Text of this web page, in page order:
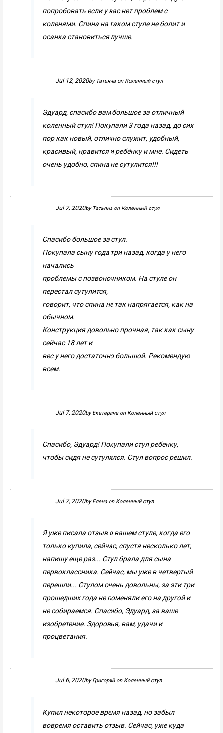
попробовать если у вас нет проблем с
коленями. Спина на таком стуле не болит и
осанка становиться лучше.
Jul 12, 2020by Татьянаon Коленный стул
Эдуард, спасибо вам большое за отличный
коленный стул! Покупали 3 года назад, до сих
пор как новый, отлично служит, удобный,
красивый, нравится и ребёнку и мне. Сидеть
очень удобно, спина не сутулится!!!
Jul 7, 2020by Татьянаon Коленный стул
Спасибо большое за стул.
Покупала сыну года три назад, когда у него
начались
проблемы с позвоночником. На стуле он
перестал сутулится,
говорит, что спина не так напрягается, как на
обычном.
Конструкция довольно прочная, так как сыну
сейчас 18 лет и
вес у него достаточно большой. Рекомендую
всем.
Jul 7, 2020byЕкатеринаon Коленный стул
Спасибо, Эдуард! Покупали стул ребенку,
чтобы сидя не сутулился. Стул вопрос решил.
Jul 7, 2020byЕленаon Коленный стул
Я уже писала отзыв о вашем стуле, когда его
только купила, сейчас, спустя несколько лет,
напишу еще раз... Стул брала для сына
первоклассника. Сейчас, мы уже в четвертый
перешли... Стулом очень довольны, за эти три
прошедших года не поменяли его на другой и
не собираемся. Спасибо, Эдуард, за ваше
изобретение. Здоровья, вам, удачи и
процветания.
Jul 6, 2020byГригорийon Коленный стул
Купил некоторое время назад, но забыл
вовремя оставить отзыв. Сейчас, уже куда